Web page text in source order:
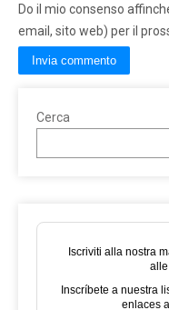
Do il mio consenso
email, sito web) per il
Cerca
Iscriviti alla nostra
Inscríbete a nuestra
enlaces